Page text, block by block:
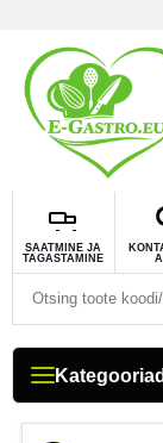
SAATMINE JA
TAGASTAMINE
Kategooriad